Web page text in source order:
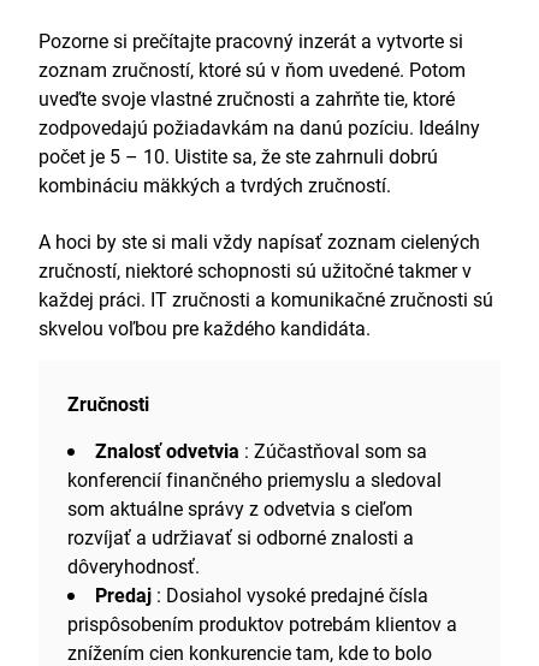
Pozorne si prečítajte pracovný inzerát a vytvorte si
zoznam zručností, ktoré sú v ňom uvedené. Potom
uveďte svoje vlastné zručnosti a zahrňte tie, ktoré
zodpovedajú požiadavkám na danú pozíciu. Ideálny
počet je 5 – 10. Uistite sa, že ste zahrnuli dobrú
kombináciu mäkkých a tvrdých zručností.
A hoci by ste si mali vždy napísať zoznam cielených
zručností, niektoré schopnosti sú užitočné takmer v
každej práci. IT zručnosti a komunikačné zručnosti sú
skvelou voľbou pre každého kandidáta.
Zručnosti
Znalosť odvetvia : Zúčastňoval som sa
konferencií finančného priemyslu a sledoval
som aktuálne správy z odvetvia s cieľom
rozvíjať a udržiavať si odborné znalosti a
dôveryhodnosť.
Predaj : Dosiahol vysoké predajné čísla
prispôsobením produktov potrebám klientov a
znížením cien konkurencie tam, kde to bolo